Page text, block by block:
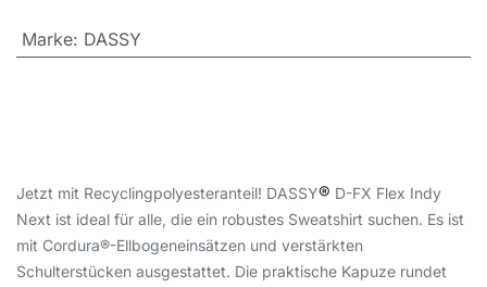
Marke: DASSY
Jetzt mit Recyclingpolyesteranteil! DASSY® D-FX Flex Indy
Next ist ideal für alle, die ein robustes Sweatshirt suchen. Es ist
mit Cordura®-Ellbogeneinsätzen und verstärkten
Schulterstücken ausgestattet. Die praktische Kapuze rundet